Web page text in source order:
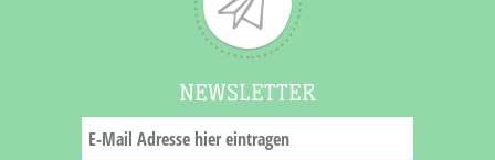
NEWSLETTER